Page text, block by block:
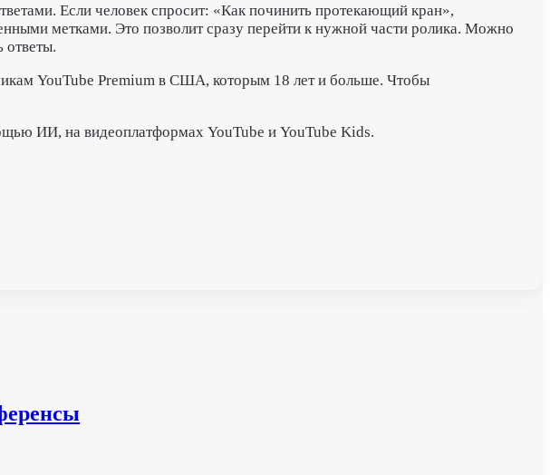
Если человек спросит: «Как починить протекающий кран»,
метками. Это позволит сразу перейти к нужной части ролика. Можно
ответы.
YouTube Premium в США, которым 18 лет и больше. Чтобы
ИИ, на видеоплатформах YouTube и YouTube Kids.